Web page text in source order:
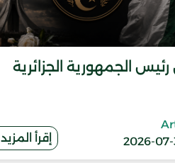
رئيس الجمهورية الجزائرية
2026-07-
إقرأ المزيد